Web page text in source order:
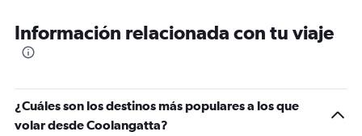
Vuelos desde Toowoomba City
Información relacionada con tu viaje
¿Cuáles son los destinos más populares a los que
volar desde Coolangatta?